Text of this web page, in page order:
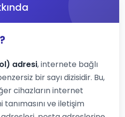
adresi, internete bağlı
bir sayı dizisidir. Bu,
cihazların internet
ve iletişim